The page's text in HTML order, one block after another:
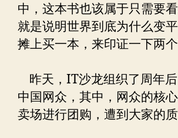
中，这本书也该属于只需要
就是说明世界到底为什么变
摊上买一本，来印证一下两
昨天，IT沙龙组织了周年
中国网众，其中，网众的核
卖场进行团购，遭到大家的质